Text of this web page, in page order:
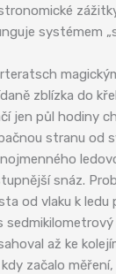
systémem
zblízka do
jen půl hodiny
stranu od
snáz.
od vlaku k
až ke
začalo